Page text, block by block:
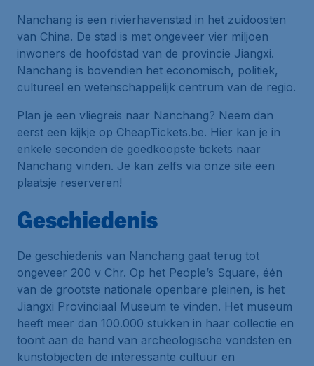
Nanchang is een rivierhavenstad in het zuidoosten
van China. De stad is met ongeveer vier miljoen
inwoners de hoofdstad van de provincie Jiangxi.
Nanchang is bovendien het economisch, politiek,
cultureel en wetenschappelijk centrum van de regio.
Plan je een vliegreis naar Nanchang? Neem dan
eerst een kijkje op CheapTickets.be. Hier kan je in
enkele seconden de goedkoopste tickets naar
Nanchang vinden. Je kan zelfs via onze site een
plaatsje reserveren!
Geschiedenis
De geschiedenis van Nanchang gaat terug tot
ongeveer 200 v Chr. Op het People’s Square, één
van de grootste nationale openbare pleinen, is het
Jiangxi Provinciaal Museum te vinden. Het museum
heeft meer dan 100.000 stukken in haar collectie en
toont aan de hand van archeologische vondsten en
kunstobjecten de interessante cultuur en